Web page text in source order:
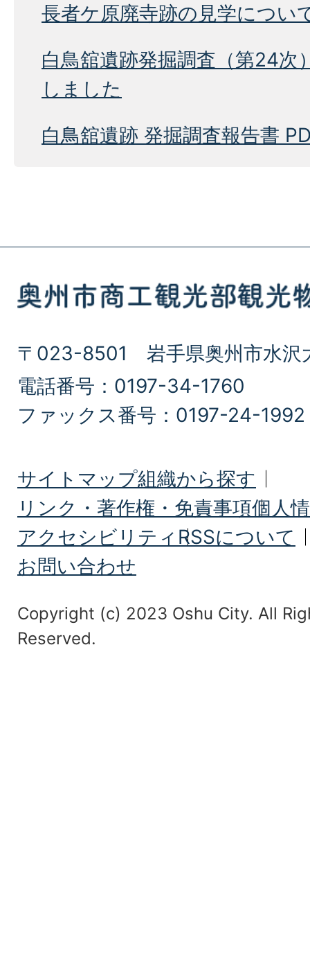
長者ケ原廃寺跡の見学につい
白鳥舘遺跡発掘調査（第24次
しました
白鳥舘遺跡 発掘調査報告書
〒023-8501 岩手県奥州市水沢
電話番号：0197-34-1760
ファックス番号：0197-24-1992
サイトマップ組織から探す
リンク・著作権・免責事項個人
アクセシビリティ RSSについて
お問い合わせ
Copyright (c) 2023 Oshu City. All
Reserved.